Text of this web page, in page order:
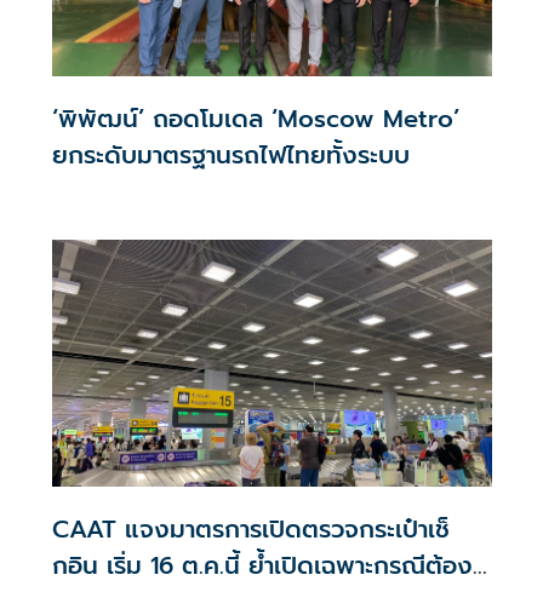
‘พิพัฒน์’ ถอดโมเดล ‘Moscow Metro’
ยกระดับมาตรฐานรถไฟไทยทั้งระบบ
CAAT แจงมาตรการเปิดตรวจกระเป๋าเช็
กอิน เริ่ม 16 ต.ค.นี้ ย้ำเปิดเฉพาะกรณีต้อง